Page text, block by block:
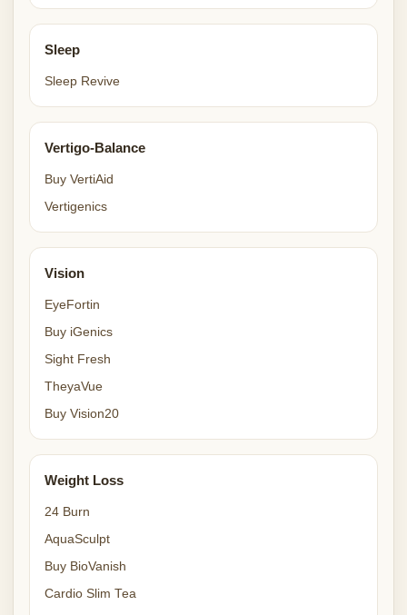
Sleep
Sleep Revive
Vertigo-Balance
Buy VertiAid
Vertigenics
Vision
EyeFortin
Buy iGenics
Sight Fresh
TheyaVue
Buy Vision20
Weight Loss
24 Burn
AquaSculpt
Buy BioVanish
Cardio Slim Tea